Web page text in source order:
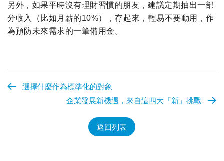
另外，如果平時沒有理財習慣的朋友，建議定期抽出一部
分收入（比如月薪的10%），存起來，輕易不要動用，作
為預防未來需求的一筆備用金。
選擇什麼作為標準化的對象
企業發展新機遇，來自這四大「新」挑戰
返回列表